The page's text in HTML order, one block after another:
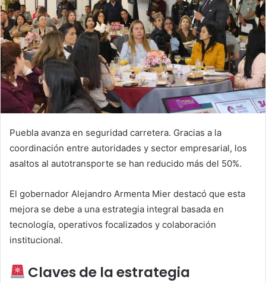
Puebla avanza en seguridad carretera. Gracias a la
coordinación entre autoridades y sector empresarial, los
asaltos al autotransporte se han reducido más del 50%.
El gobernador Alejandro Armenta Mier destacó que esta
mejora se debe a una estrategia integral basada en
tecnología, operativos focalizados y colaboración
institucional.
Claves de la estrategia